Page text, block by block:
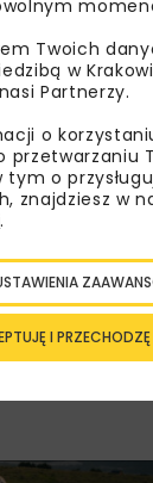
specjalne.
się zPolityką
wyrażam
adres e-mail
newslettera.
Twoich
w
Partnerzy.
o
przetwarzaniu
tym o
znajdziesz w
.
I